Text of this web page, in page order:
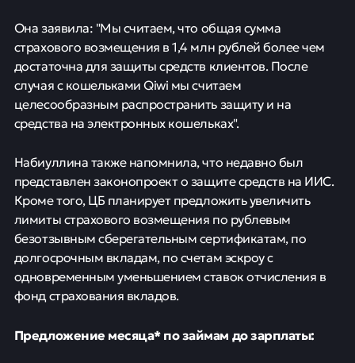
Она заявила: "Мы считаем, что общая сумма
страхового возмещения в 1,4 млн рублей более чем
достаточна для защиты средств клиентов. После
случая с кошельками Qiwi мы считаем
целесообразным распространить защиту и на
средства на электронных кошельках".
Набиуллина также напомнила, что недавно был
представлен законопроект о защите средств на ИИС.
Кроме того, ЦБ планирует предложить увеличить
лимиты страхового возмещения по рублевым
безотзывным сберегательным сертификатам, по
долгосрочным вкладам, по счетам эскроу с
одновременным уменьшением ставок отчисления в
фонд страхования вкладов.
Предложение месяца* по займам до зарплаты: